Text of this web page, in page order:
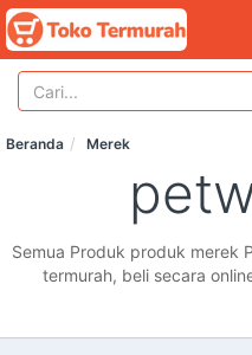
Beranda Merek
Semua Produk produk merek
termurah, beli secara